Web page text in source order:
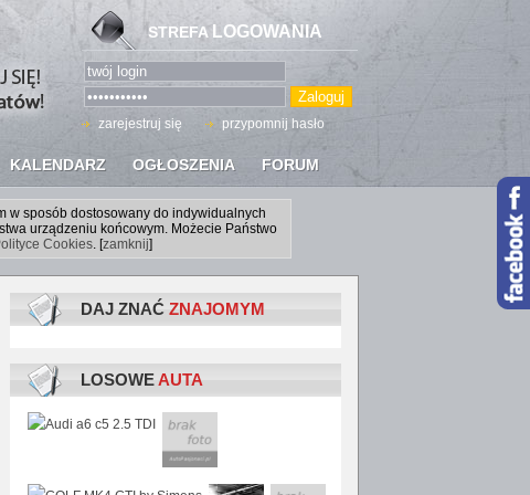
KALENDARZ OGŁOSZENIA FORUM
STREFA LOGOWANIA
zarejestruj się przypomnij hasło
w sposób dostosowany do indywidualnych
urządzeniu końcowym. Możecie Państwo
Cookies. [zamknij]
DAJ ZNAĆ ZNAJOMYM
LOSOWEAUTA